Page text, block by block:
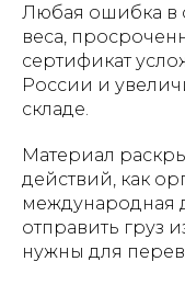
Любая ошибка в
веса,
сертификат
России и
складе.
Материал
действий, как
международная
отправить груз
нужны для